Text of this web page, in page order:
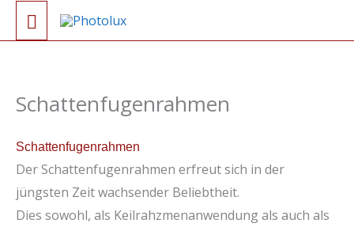
Inhalt
Hauptmenü
Schattenfugenrahmen
Schattenfugenrahmen
Der Schattenfugenrahmen erfreut sich in der
jüngsten Zeit wachsender Beliebtheit.
Dies sowohl, als Keilrahzmenanwendung als auch als